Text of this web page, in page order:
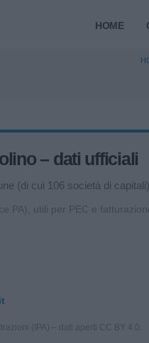
HOME
– dati ufficiali
(di cui 106 società di
PA), utili per PEC e
(IPA) – dati aperti CC BY 4.0.